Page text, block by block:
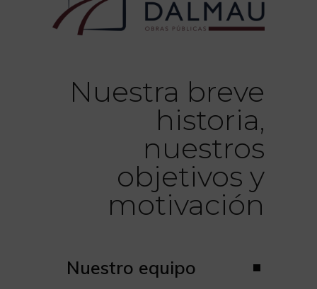
Nuestra breve
historia,
nuestros
objetivos y
motivación
Nuestro equipo